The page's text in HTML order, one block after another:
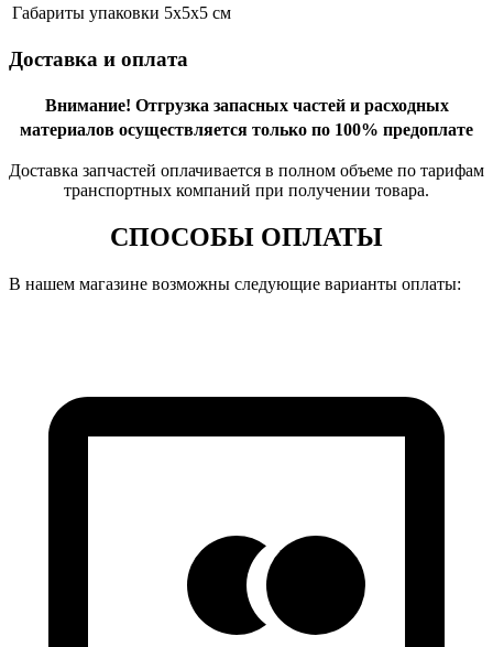
Габариты упаковки 5х5х5 см
Доставка и оплата
Внимание! Отгрузка запасных частей и расходных
материалов осуществляется только по 100% предоплате
Доставка запчастей оплачивается в полном объеме по тарифам
транспортных компаний при получении товара.
СПОСОБЫ ОПЛАТЫ
В нашем магазине возможны следующие варианты оплаты: